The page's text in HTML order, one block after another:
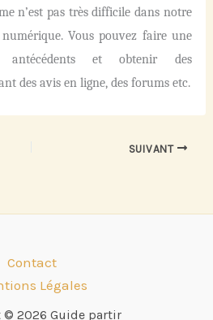
n’est pas très difficile dans notre
Vous pouvez faire une
et obtenir des
des avis en ligne, des forums etc.
SUIVANT
Contact
Légales
© 2026 Guide partir